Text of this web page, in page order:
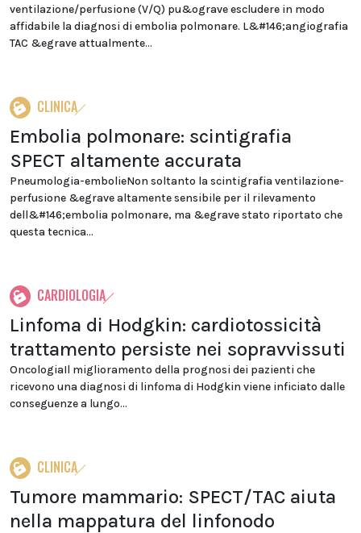
ventilazione/perfusione (V/Q) pu&ograve escludere in modo
affidabile la diagnosi di embolia polmonare. L&#146;angiografia
TAC &egrave attualmente...
CLINICA
Embolia polmonare: scintigrafia
SPECT altamente accurata
Pneumologia-embolieNon soltanto la scintigrafia ventilazione-
perfusione &egrave altamente sensibile per il rilevamento
dell&#146;embolia polmonare, ma &egrave stato riportato che
questa tecnica...
CARDIOLOGIA
Linfoma di Hodgkin: cardiotossicità
trattamento persiste nei sopravvissuti
OncologiaIl miglioramento della prognosi dei pazienti che
ricevono una diagnosi di linfoma di Hodgkin viene inficiato dalle
conseguenze a lungo...
CLINICA
Tumore mammario: SPECT/TAC aiuta
nella mappatura del linfonodo